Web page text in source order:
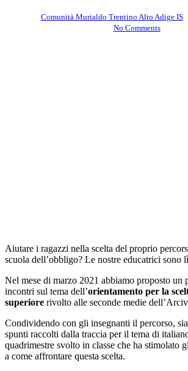
Comunità Murialdo Trentino Alto Adige IS
No Comments
Aiutare i ragazzi nella scelta del proprio
scuola dell’obbligo? Le nostre educatrici sono
Nel mese di marzo 2021 abbiamo proposto un
incontri sul tema dell’orientamento per la
superiore rivolto alle seconde medie
Condividendo con gli insegnanti il percorso,
spunti raccolti dalla traccia per il tema di
quadrimestre svolto in classe che ha stimolato
a come affrontare questa scelta.